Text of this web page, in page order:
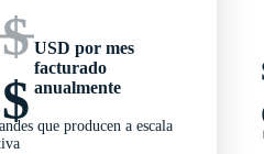
USD por mes
facturado
anualmente
que producen a escala